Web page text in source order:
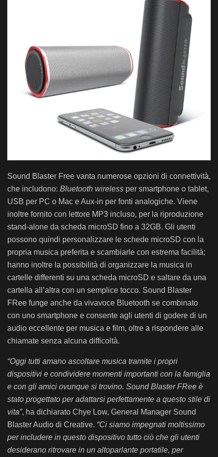
Sound Blaster Free vanta numerose opzioni di connettività,
che includono: Bluetooth wireless per smartphone o tablet,
USB per PC o Mac e Aux-in per fonti analogiche. Viene
inoltre fornito con lettore MP3 incluso, per la riproduzione
stand-alone da scheda microSD fino a 32GB. Gli utenti
possono quindi personalizzare le schede microSD con la
propria musica preferita e scambiarle con estrema facilità;
hanno inoltre la possibilità di organizzare la musica in
cartelle differenti su una scheda microSD e saltare da una
cartella all’altra con un semplice tocco. Sound Blaster
FRee funge anche da vivavoce Bluetooth se combinato
con uno smartphone e consente agli utenti di godere di un
audio eccellente per musica e film, oltre a rispondere alle
chiamate senza alcuna difficoltà.
“Oggi tutti amano ascoltare musica tramite i propri
dispositivi e condividere momenti importanti con la famiglia
e con gli amici ovunque si trovino. Sound Blaster FRee è
stato progettato per adattarsi perfettamente a questo stile di
vita”, ha dichiarato Chye Low, General Manager Sound
Blaster Audio di Creative. “Ci siamo impegnati moltissimo
per includere in questo dispositivo tutto ciò che gli utenti
desiderano ritrovare in un altoparlante portatile, per